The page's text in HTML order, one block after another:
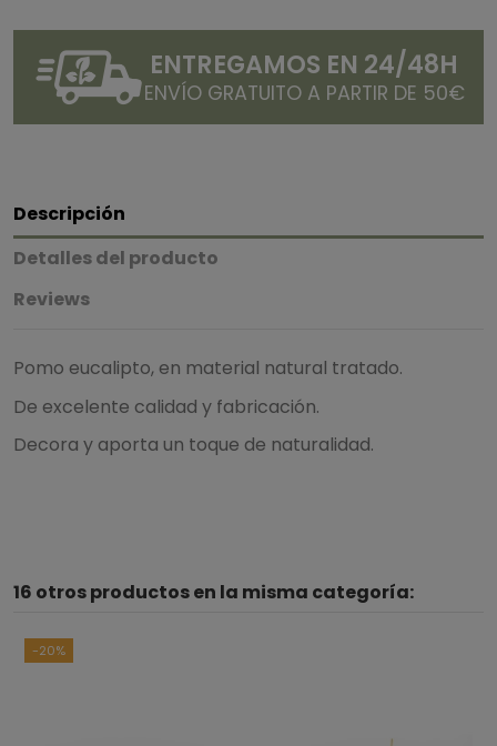
ENTREGAMOS EN 24/48H
ENVÍO GRATUITO A PARTIR DE 50€
Descripción
Detalles del producto
Reviews
Pomo eucalipto, en material natural tratado.
De excelente calidad y fabricación.
Decora y aporta un toque de naturalidad.
16 otros productos en la misma categoría:
-20%